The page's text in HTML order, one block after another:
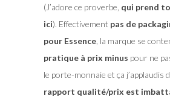
(J’adore ce proverbe, qui prend
ici). Effectivement pas de
pour Essence, la marque se
pratique à prix minus pour ne
le porte-monnaie et ça j’applaudis
rapport qualité/prix est